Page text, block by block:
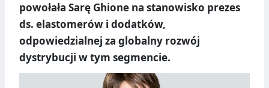
powołała Sarę Ghione na stanowisko prezes
ds. elastomerów i dodatków,
odpowiedzialnej za globalny rozwój
dystrybucji w tym segmencie.